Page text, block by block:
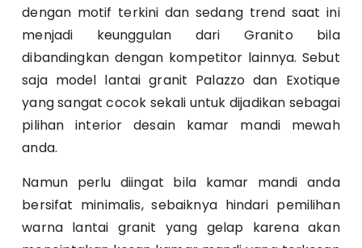
dengan motif terkini dan sedang trend saat ini
menjadi keunggulan dari Granito bila
dibandingkan dengan kompetitor lainnya. Sebut
saja model lantai granit Palazzo dan Exotique
yang sangat cocok sekali untuk dijadikan sebagai
pilihan interior desain kamar mandi mewah
anda.
Namun perlu diingat bila kamar mandi anda
bersifat minimalis, sebaiknya hindari pemilihan
warna lantai granit yang gelap karena akan